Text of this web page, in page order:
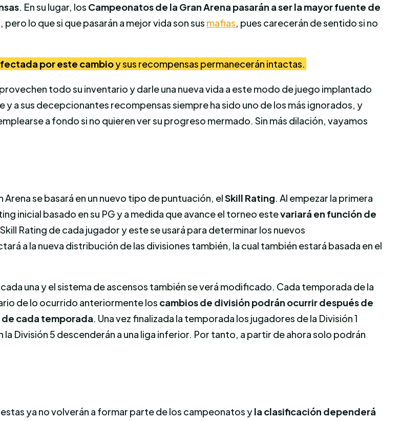
. En su lugar, los Campeonatos de la Gran Arena pasarán a ser la mayor fuente de
lo que si que pasarán a mejor vida son sus mafias , pues carecerán de sentido si no
por este cambioy sus recompensas permanecerán intactas.
todo su inventario y darle una nueva vida a este modo de juego implantado
a sus decepcionantes recompensas siempre ha sido uno de los más ignorados, y
a fondo si no quieren ver su progreso mermado. Sin más dilación, vayamos
se basará en un nuevo tipo de puntuación, elSkill Rating. Al empezar la primera
inicial basado en su PG y a medida que avance el torneo estevariará en función de
Rating de cada jugador y este se usará para determinar los nuevos
a la nueva distribución de las divisiones también, la cual también estará basada en el
cada una y el sistema de ascensos también se verá modificado. Cada temporada de la
de lo ocurrido anteriormente los cambios de división podrán ocurrir después de
de cada temporada. Una vez finalizada la temporada los jugadores de la División 1
División 5 descenderán a una liga inferior. Por tanto, a partir de ahora solo podrán
ya no volverán a formar parte de los campeonatos yla clasificación dependerá